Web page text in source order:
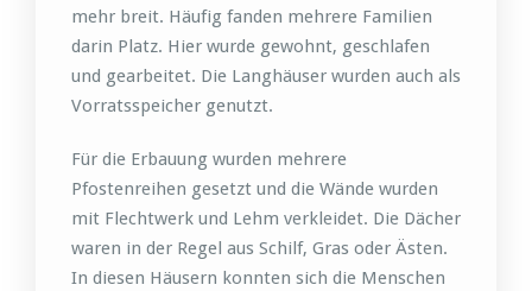
mehr breit. Häufig fanden mehrere Familien
darin Platz. Hier wurde gewohnt, geschlafen
und gearbeitet. Die Langhäuser wurden auch als
Vorratsspeicher genutzt.
Für die Erbauung wurden mehrere
Pfostenreihen gesetzt und die Wände wurden
mit Flechtwerk und Lehm verkleidet. Die Dächer
waren in der Regel aus Schilf, Gras oder Ästen.
In diesen Häusern konnten sich die Menschen